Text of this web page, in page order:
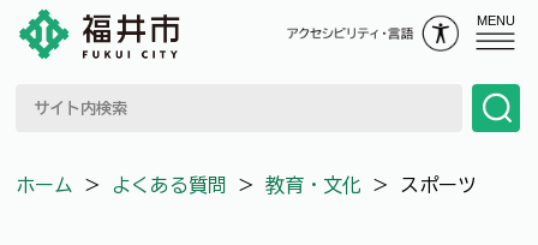
MENU
ホーム ＞ よくある質問 ＞ 教育・文化 ＞ スポーツ